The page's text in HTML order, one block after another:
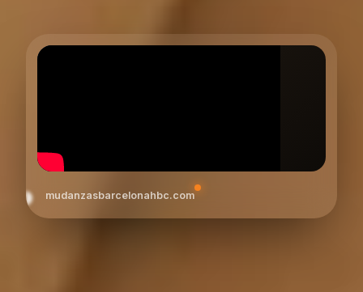
mudanzasbarcelonahbc.com